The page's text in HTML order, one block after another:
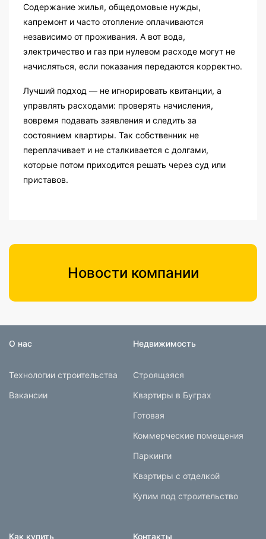
Содержание жилья, общедомовые нужды,
капремонт и часто отопление оплачиваются
независимо от проживания. А вот вода,
электричество и газ при нулевом расходе могут не
начисляться, если показания передаются корректно.
Лучший подход — не игнорировать квитанции, а
управлять расходами: проверять начисления,
вовремя подавать заявления и следить за
состоянием квартиры. Так собственник не
переплачивает и не сталкивается с долгами,
которые потом приходится решать через суд или
приставов.
Новости компании
О нас
Технологии строительства
Вакансии
Недвижимость
Строящаяся
Квартиры в Буграх
Готовая
Коммерческие помещения
Паркинги
Квартиры с отделкой
Купим под строительство
Как купить Контакты